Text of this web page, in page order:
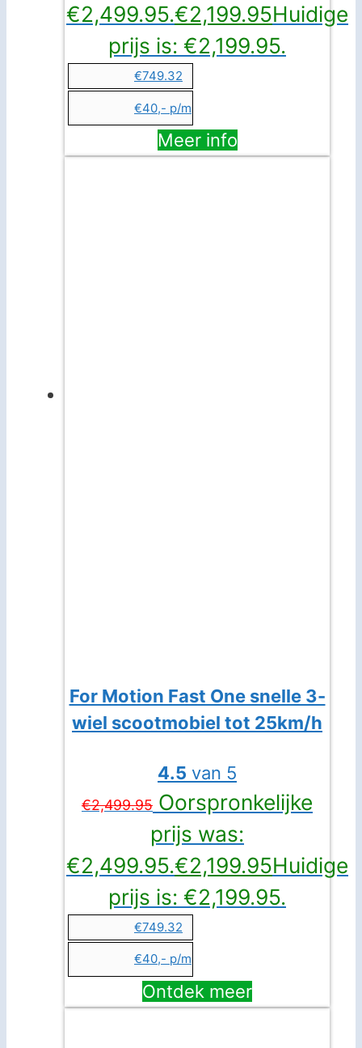
€2,499.95.€2,199.95Huidige
prijs is: €2,199.95.
€749.32
€40,- p/m
Meer info
For Motion Fast One snelle 3-
wiel scootmobiel tot 25km/h
4.5 van 5
€2,499.95 Oorspronkelijke
prijs was:
€2,499.95.€2,199.95Huidige
prijs is: €2,199.95.
€749.32
€40,- p/m
Ontdek meer